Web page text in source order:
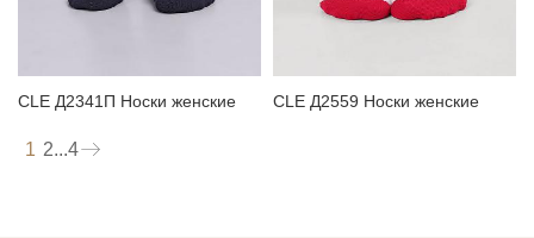
CLE Д2341П Носки женские CLE Д2559 Носки женские
1 2...4